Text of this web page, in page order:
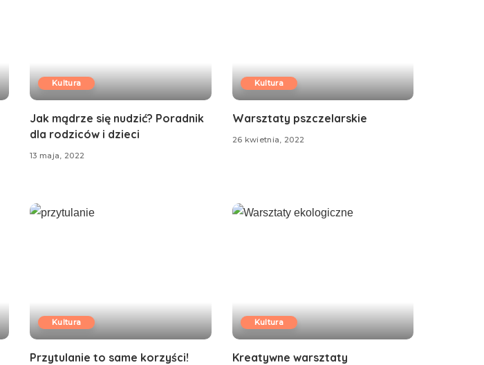
Kultura
Jak mądrze się nudzić? Poradnik
dla rodziców i dzieci
13 maja, 2022
Kultura
Warsztaty pszczelarskie
26 kwietnia, 2022
Kultura
Przytulanie to same korzyści!
Kultura
Kreatywne warsztaty